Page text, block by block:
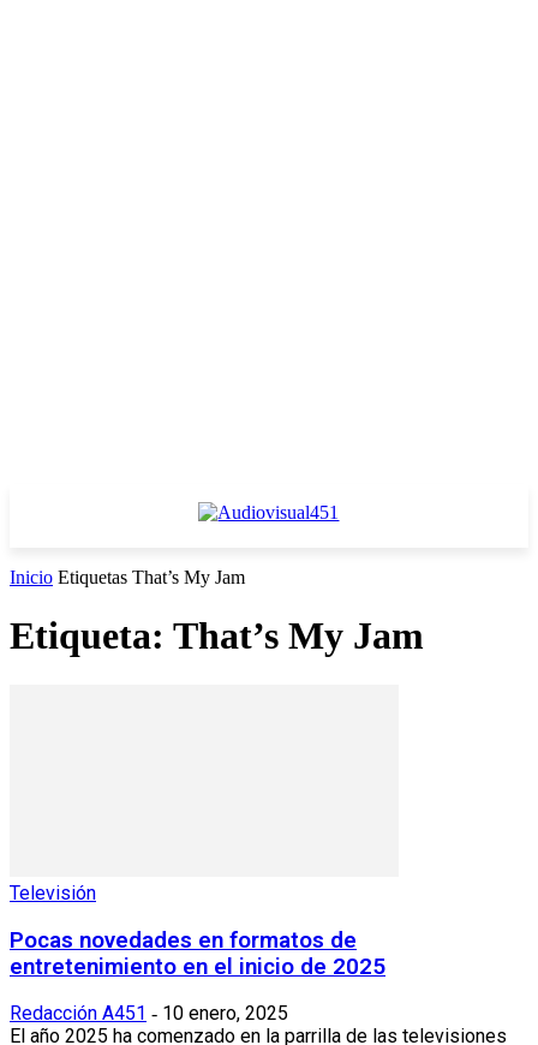
Inicio Etiquetas That’s My Jam
Etiqueta: That’s My Jam
Televisión
Pocas novedades en formatos de
entretenimiento en el inicio de 2025
Redacción A451 - 10 enero, 2025
El año 2025 ha comenzado en la parrilla de las televisiones